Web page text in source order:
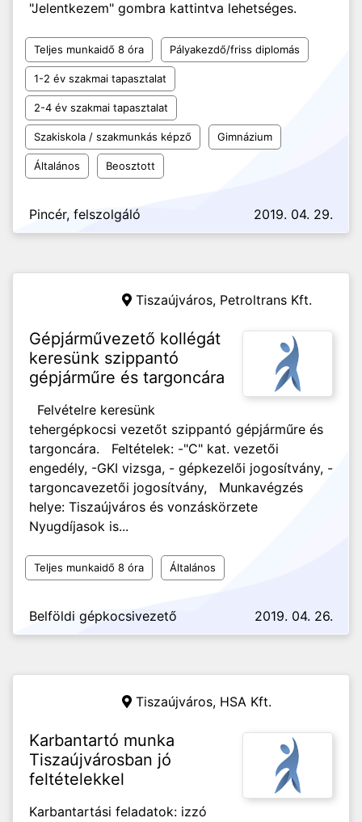
"Jelentkezem" gombra kattintva lehetséges.
Teljes munkaidő 8 óra Pályakezdő/friss diplomás
1-2 év szakmai tapasztalat
2-4 év szakmai tapasztalat
Szakiskola / szakmunkás képző Gimnázium
Általános Beosztott
Pincér, felszolgáló 2019. 04. 29.
Tiszaújváros, Petroltrans Kft.
Gépjárművezető kollégát
keresünk szippantó
gépjárműre és targoncára
Felvételre keresünk
tehergépkocsi vezetőt szippantó gépjárműre és
targoncára. Feltételek: -"C" kat. vezetői
engedély, -GKI vizsga, - gépkezelői jogosítvány, -
targoncavezetői jogosítvány, Munkavégzés
helye: Tiszaújváros és vonzáskörzete
Nyugdíjasok is...
Teljes munkaidő 8 óra Általános
Belföldi gépkocsivezető 2019. 04. 26.
Tiszaújváros, HSA Kft.
Karbantartó munka
Tiszaújvárosban jó
feltételekkel
Karbantartási feladatok: izzó